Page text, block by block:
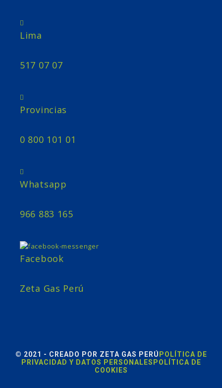
Lima
517 07 07
Provincias
0 800 101 01
Whatsapp
966 883 165
Facebook
Zeta Gas Perú
© 2021 - CREADO POR ZETA GAS PERÚ POLÍTICA DE
PRIVACIDAD Y DATOS PERSONALES POLÍTICA DE
COOKIES